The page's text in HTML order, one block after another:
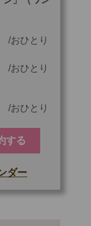
おひとり
おひとり
おひとり
する
ダー